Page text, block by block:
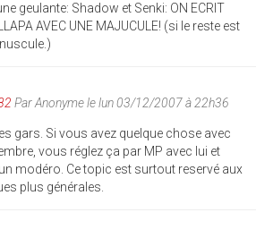
geulante: Shadow et Senki: ON ECRIT
AVEC UNE MAJUCULE! (si le reste est
ParAnonymele lun 03/12/2007 à 22h36
gars. Si vous avez quelque chose avec
vous réglez ça par MP avec lui et
modéro. Ce topic est surtout reservé aux
plus générales.